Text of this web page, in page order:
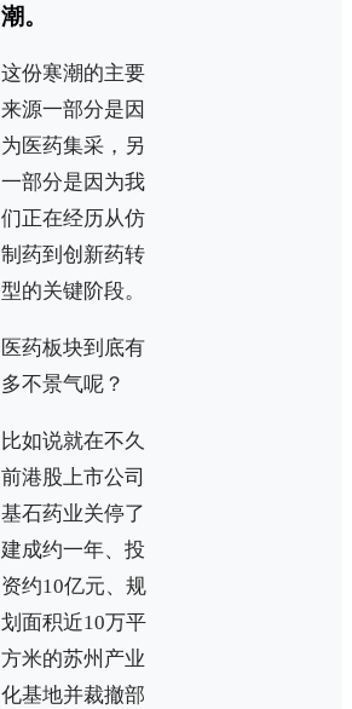
潮。
这份寒潮的主要
来源一部分是因
为医药集采，另
一部分是因为我
们正在经历从仿
制药到创新药转
型的关键阶段。
医药板块到底有
多不景气呢？
比如说就在不久
前港股上市公司
基石药业关停了
建成约一年、投
资约10亿元、规
划面积近10万平
方米的苏州产业
化基地并裁撤部